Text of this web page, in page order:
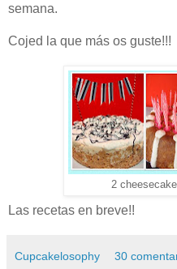
semana.
Cojed la que más os guste!!!
2
Las recetas en breve!!
Cupcakelosophy 30